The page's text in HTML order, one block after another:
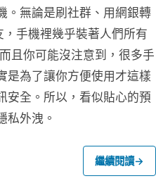
。無論是刷社群、用網銀轉
手機裡幾乎裝著人們所有
且你可能沒注意到，很多手
是為了讓你方便使用才這樣
安全。所以，看似貼心的預
私外洩。
繼續閱讀→